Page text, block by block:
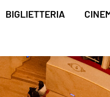
BIGLIETTERIA